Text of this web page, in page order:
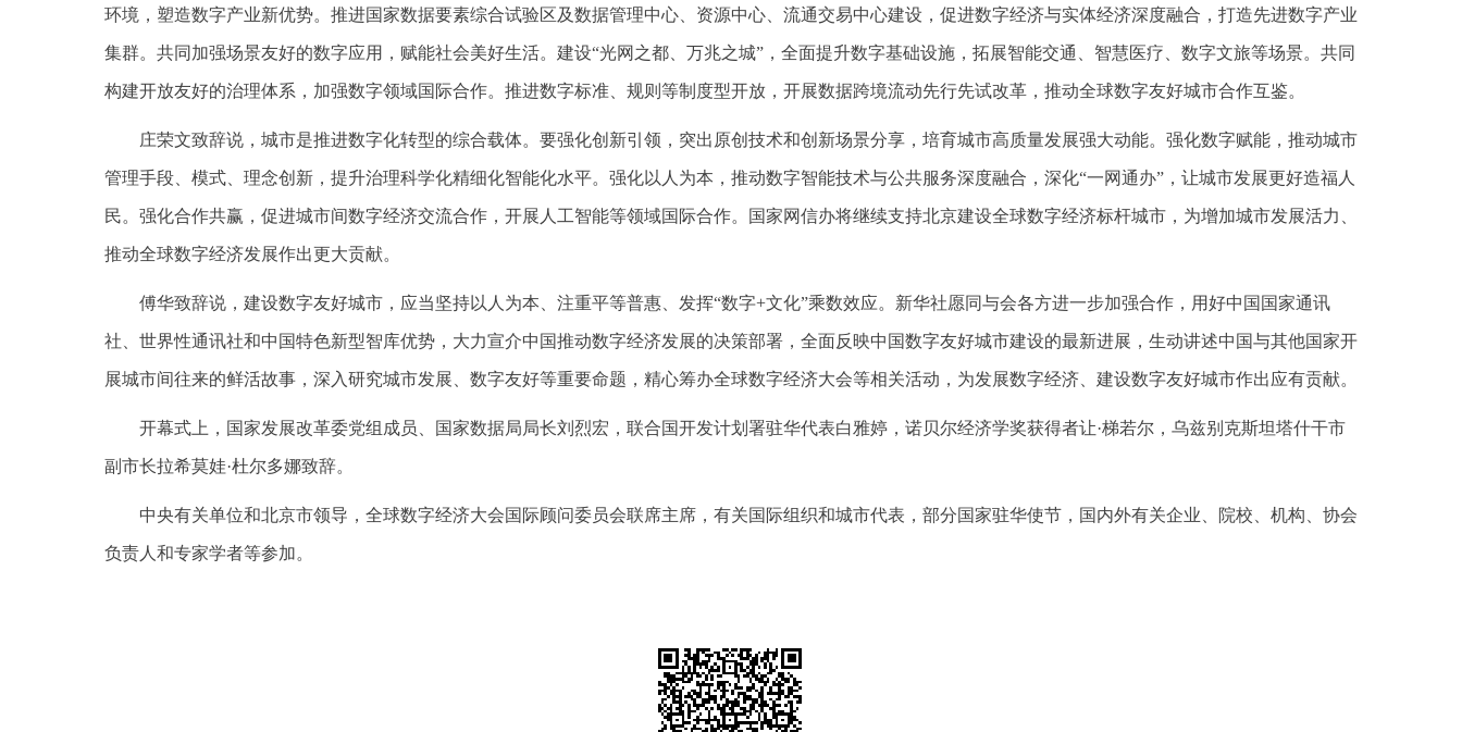
环境，塑造数字产业新优势。推进国家数据要素综合试验区及数据管理中心、资源中心、流通交易中心建设，促进数字经济与实体经济深度融合，打造先进数字产业
集群。共同加强场景友好的数字应用，赋能社会美好生活。建设“光网之都、万兆之城”，全面提升数字基础设施，拓展智能交通、智慧医疗、数字文旅等场景。共同
构建开放友好的治理体系，加强数字领域国际合作。推进数字标准、规则等制度型开放，开展数据跨境流动先行先试改革，推动全球数字友好城市合作互鉴。
庄荣文致辞说，城市是推进数字化转型的综合载体。要强化创新引领，突出原创技术和创新场景分享，培育城市高质量发展强大动能。强化数字赋能，推动城市
管理手段、模式、理念创新，提升治理科学化精细化智能化水平。强化以人为本，推动数字智能技术与公共服务深度融合，深化“一网通办”，让城市发展更好造福人
民。强化合作共赢，促进城市间数字经济交流合作，开展人工智能等领域国际合作。国家网信办将继续支持北京建设全球数字经济标杆城市，为增加城市发展活力、
推动全球数字经济发展作出更大贡献。
傅华致辞说，建设数字友好城市，应当坚持以人为本、注重平等普惠、发挥“数字+文化”乘数效应。新华社愿同与会各方进一步加强合作，用好中国国家通讯
社、世界性通讯社和中国特色新型智库优势，大力宣介中国推动数字经济发展的决策部署，全面反映中国数字友好城市建设的最新进展，生动讲述中国与其他国家开
展城市间往来的鲜活故事，深入研究城市发展、数字友好等重要命题，精心筹办全球数字经济大会等相关活动，为发展数字经济、建设数字友好城市作出应有贡献。
开幕式上，国家发展改革委党组成员、国家数据局局长刘烈宏，联合国开发计划署驻华代表白雅婷，诺贝尔经济学奖获得者让·梯若尔，乌兹别克斯坦塔什干市
副市长拉希莫娃·杜尔多娜致辞。
中央有关单位和北京市领导，全球数字经济大会国际顾问委员会联席主席，有关国际组织和城市代表，部分国家驻华使节，国内外有关企业、院校、机构、协会
负责人和专家学者等参加。